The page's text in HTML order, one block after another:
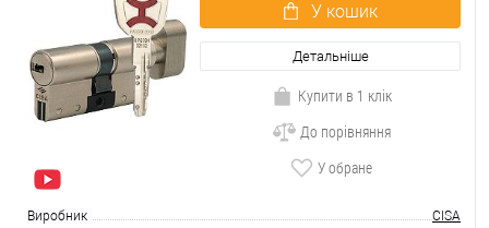
У кошик
Детальніше
Купити в 1 клік
До порівняння
У обране
Виробник
CISA